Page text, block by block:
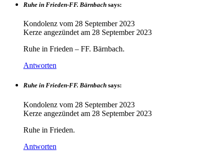
Ruhe in Frieden-FF. Bärnbach says:
Kondolenz vom 28 September 2023
Kerze angezündet am 28 September 2023
Ruhe in Frieden – FF. Bärnbach.
Antworten
Ruhe in Frieden-FF. Bärnbach says:
Kondolenz vom 28 September 2023
Kerze angezündet am 28 September 2023
Ruhe in Frieden.
Antworten